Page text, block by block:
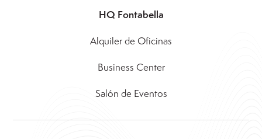
HQ Fontabella
Alquiler de Oficinas
Business Center
Salón de Eventos